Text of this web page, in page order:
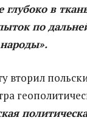
в
по
вторил